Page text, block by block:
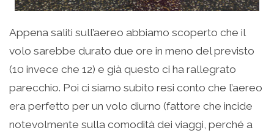
Appena saliti sull’aereo abbiamo scoperto che il
volo sarebbe durato due ore in meno del previsto
(10 invece che 12) e già questo ci ha rallegrato
parecchio. Poi ci siamo subito resi conto che l’aereo
era perfetto per un volo diurno (fattore che incide
notevolmente sulla comodità dei viaggi, perché a